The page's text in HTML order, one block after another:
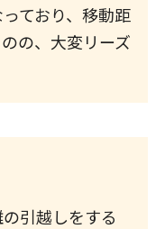
ており、移動距
の、大変リーズ
引越しをする